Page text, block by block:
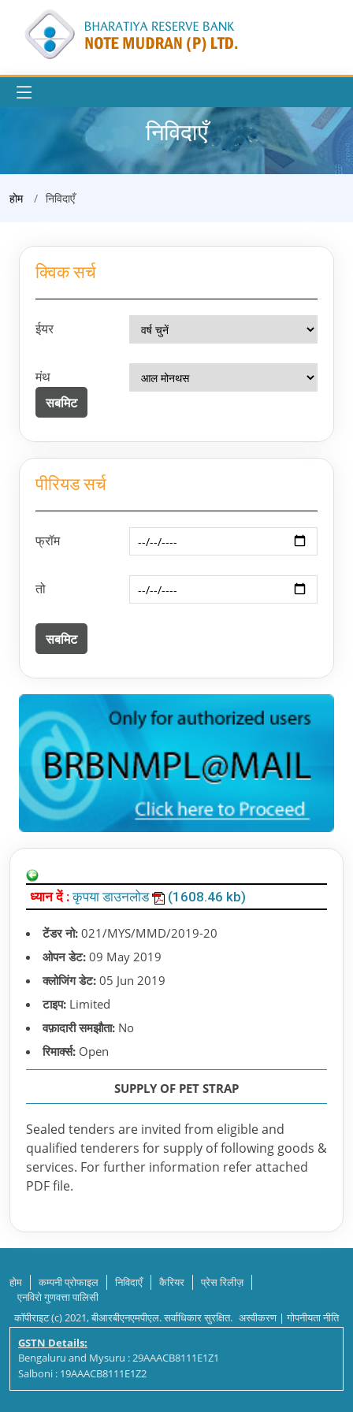
निविदाएँ
होम निविदाएँ
क्विक सर्च
ईयर
मंथ
पीरियड सर्च
फ्रॉम
तो
ध्यान दें :कृपया डाउनलोड (1608.46 kb)
टेंडर नो: 021/MYS/MMD/2019-20
ओपन डेट: 09 May 2019
क्लोजिंग डेट: 05 Jun 2019
टाइप: Limited
वफ़ादारी समझौता: No
रिमार्क्स: Open
SUPPLY OF PET STRAP
Sealed tenders are invited from eligible and
qualified tenderers for supply of following goods &
services. For further information refer attached
PDF file.
होम कम्पनी प्रोफाइल निविदाएँ कैरियर
प्रेस रिलीज़
एनविरो गुणवत्ता पालिसी
कॉपीराइट (c) 2021, बीआरबीएनएमपीएल. सर्वाधिकार सुरक्षित. अस्वीकरण |गोपनीयता नीति
GSTN Details:
Bengaluru and Mysuru : 29AAACB8111E1Z1
Salboni : 19AAACB8111E1Z2